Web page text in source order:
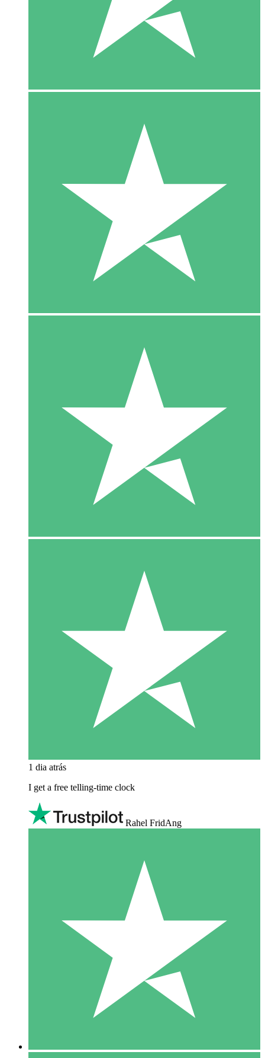
1 dia atrás
I get a free telling-time clock
Rahel FridAng